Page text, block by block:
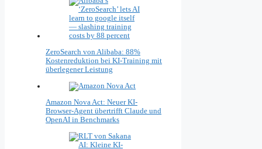
ZeroSearch von Alibaba: 88%
Kostenreduktion bei KI-Training mit
überlegener Leistung
Amazon Nova Act: Neuer KI-
Browser-Agent übertrifft Claude und
OpenAI in Benchmarks